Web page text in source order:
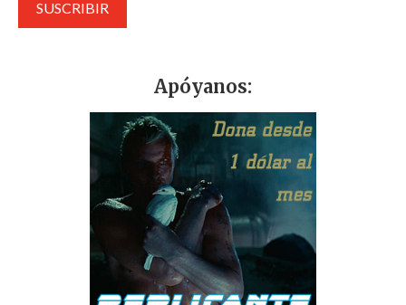
Apóyanos: